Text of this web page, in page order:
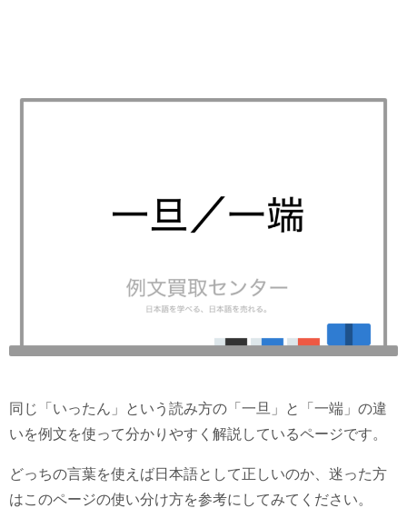
同じ「いったん」という読み方の「一旦」と「一端」の違
いを例文を使って分かりやすく解説しているページです。
どっちの言葉を使えば日本語として正しいのか、迷った方
はこのページの使い分け方を参考にしてみてください。